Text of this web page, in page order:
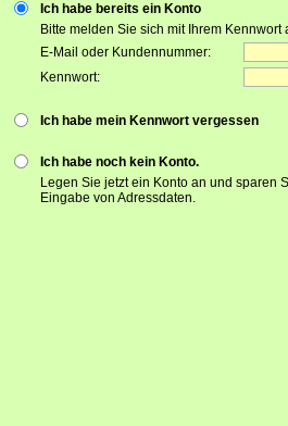
Ich habe bereits ein Konto
Bitte melden Sie sich mit Ihrem Kennwort
E-Mail oder Kundennummer:
Kennwort:
Ich habe mein Kennwort vergessen
Ich habe noch kein Konto.
Legen Sie jetzt ein Konto an und sparen
Eingabe von Adressdaten.